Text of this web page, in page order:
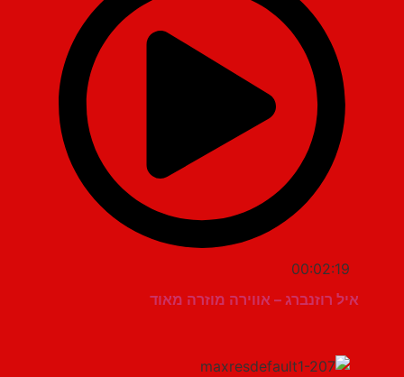
00:02:19
איל רוזנברג – אווירה מוזרה מאוד